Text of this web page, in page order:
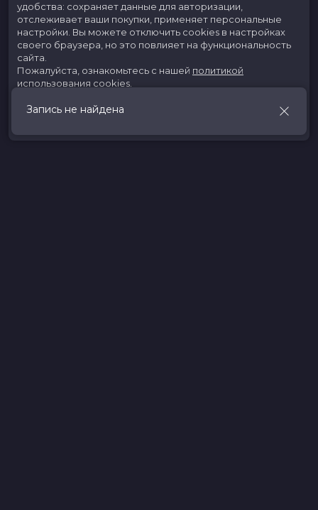
Запись не найдена
удобства: сохраняет данные для авторизации,
отслеживает ваши покупки, применяет персональные
настройки. Вы можете отключить cookies в настройках
своего браузера, но это повлияет на функциональность
сайта.
Пожалуйста, ознакомьтесь с нашей политикой
использования cookies